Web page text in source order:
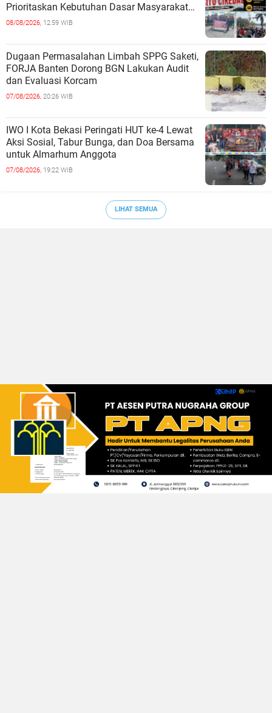
Prioritaskan Kebutuhan Dasar Masyarakat
Belum Saat nya Butuh Kawasa
08/08/2026, 12:59 WIB
Dugaan Permasalahan Limbah SPPG Saketi,
FORJA Banten Dorong BGN Lakukan Audit
dan Evaluasi Korcam
07/08/2026, 20:26 WIB
IWO I Kota Bekasi Peringati HUT ke-4 Lewat
Aksi Sosial, Tabur Bunga, dan Doa Bersama
untuk Almarhum Anggota
07/08/2026, 19:22 WIB
LIHAT SEMUA